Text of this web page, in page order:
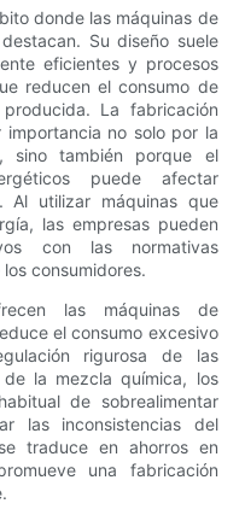
donde las máquinas de
Su diseño suele
eficientes y procesos
reducen el consumo de
La fabricación
no solo por la
sino también porque el
puede afectar
Al utilizar máquinas que
las empresas pueden
con las normativas
consumidores.
las máquinas de
el consumo excesivo
rigurosa de las
la mezcla química, los
de sobrealimentar
las inconsistencias del
traduce en ahorros en
una fabricación